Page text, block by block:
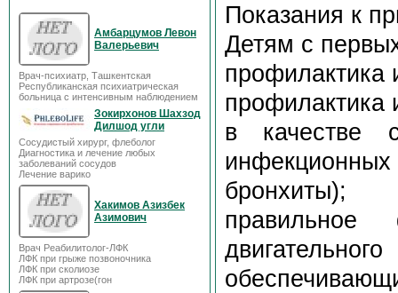
Амбарцумов Левон
Валерьевич
Врач-психиатр, Ташкентская
Республиканская психиатрическая
больница с интенсивным наблюдением
Зокирхонов Шахзод
Дилшод угли
Сосудистый хирург, флеболог
Диагностика и лечение любых
заболеваний сосудов
Лечение варико
Хакимов Азизбек
Азимович
Врач Реабилитолог-ЛФК
ЛФК при грыже позвоночника
ЛФК при сколиозе
ЛФК при артрозе(гон
Показания к
Детям с
профилактика
профилактика
в качестве
бронхиты);